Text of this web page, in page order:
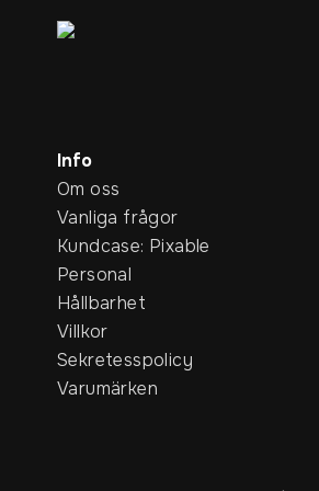
Info
Om oss
Vanliga frågor
Kundcase: Pixable
Personal
Hållbarhet
Villkor
Sekretesspolicy
Varumärken